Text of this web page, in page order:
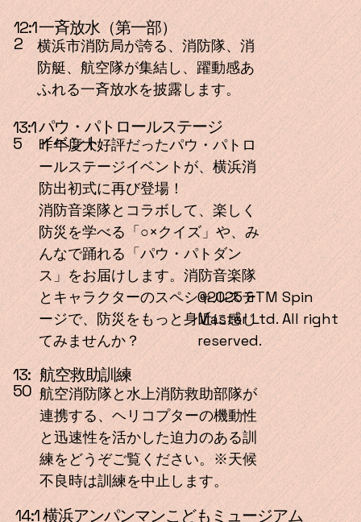
12:1
2
一斉放水（第一部）
横浜市消防局が誇る、消防隊、消
防艇、航空隊が集結し、躍動感あ
ふれる一斉放水を披露します。
13:1
5
パウ・パトロールステージ
イベント
昨年度大好評だったパウ・パトロ
ールステージイベントが、横浜消
防出初式に再び登場！
消防音楽隊とコラボして、楽しく
防災を学べる「○×クイズ」や、み
んなで踊れる「パウ・パトダン
ス」をお届けします。消防音楽隊
とキャラクターのスペシャルステ
ージで、防災をもっと身近に感じ
てみませんか？
©2025 &TM Spin
Master Ltd. All right
reserved.
13:
50
航空救助訓練
航空消防隊と水上消防救助部隊が
連携する、ヘリコプターの機動性
と迅速性を活かした迫力のある訓
練をどうぞご覧ください。※天候
不良時は訓練を中止します。
14:1横浜アンパンマンこどもミュージアム